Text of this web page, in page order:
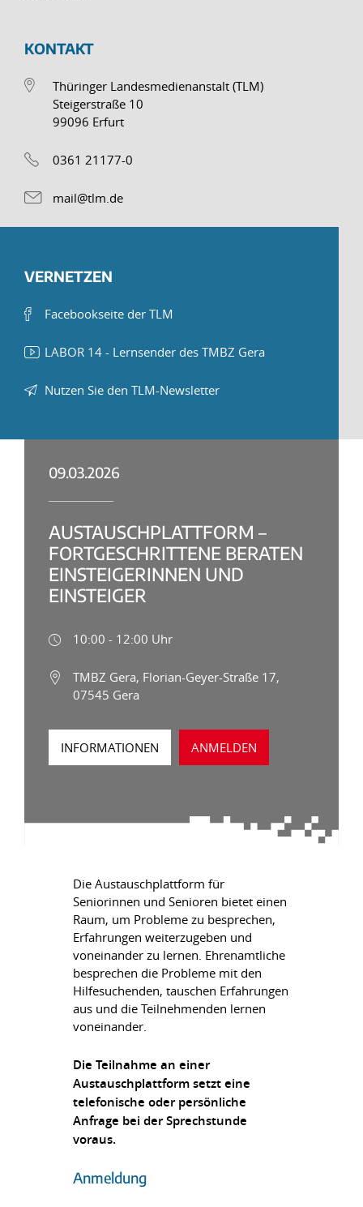
KONTAKT
Thüringer Landesmedienanstalt (TLM)
Steigerstraße 10
99096 Erfurt
0361 21177-0
mail@tlm.de
VERNETZEN
Facebookseite der TLM
LABOR 14 - Lernsender des TMBZ Gera
Nutzen Sie den TLM-Newsletter
09.03.2026
AUSTAUSCHPLATTFORM –
FORTGESCHRITTENE BERATEN
EINSTEIGERINNEN UND
EINSTEIGER
10:00 - 12:00 Uhr
TMBZ Gera, Florian-Geyer-Straße 17,
07545 Gera
INFORMATIONEN ANMELDEN
Die Austauschplattform für
Seniorinnen und Senioren bietet einen
Raum, um Probleme zu besprechen,
Erfahrungen weiterzugeben und
voneinander zu lernen. Ehrenamtliche
besprechen die Probleme mit den
Hilfesuchenden, tauschen Erfahrungen
aus und die Teilnehmenden lernen
voneinander.
Die Teilnahme an einer
Austauschplattform setzt eine
telefonische oder persönliche
Anfrage bei der Sprechstunde
voraus.
Anmeldung